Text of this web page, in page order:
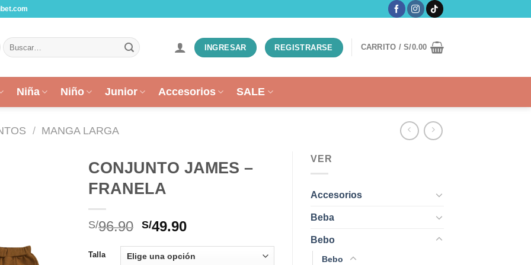
Buscar
por:
INGRESAR REGISTRARSE CARRITO /S/0.00
Niña Niño Junior Accesorios SALE
/ MANGA LARGA
CONJUNTO JAMES –
FRANELA
S/96.90 El
original
S/49.90El
actual
Talla
VER
Accesorios
Beba
Bebo
Bebo